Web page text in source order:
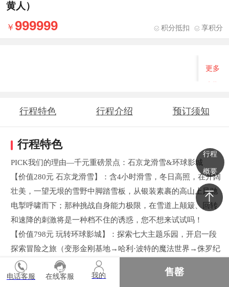
行程
概要
电话客服 在线客服 我的 售罄
黄人）
999999 积分抵扣 享积分
更多
行程特色 行程介绍 预订须知
行程特色
PICK我们的理由—千元重磅景点：石京龙滑雪&环球影城
【价值280元 石京龙滑雪】：含4小时滑雪，冬日高照，在开阔
壮美，一望无垠的雪野中脚踏雪板，从银装素裹的高山上风驰
电掣呼啸而下；那种挑战自身能力极限，在雪道上颠簸、回转
和速降的刺激将是一种档不住的诱惑，您不想来试试吗！
【价值798元 玩转环球影城】：探索七大主题乐园，开启一段
探索冒险之旅（变形金刚基地→哈利·波特的魔法世界→侏罗纪
世界努布拉岛→未来水世界→功夫熊猫盖世之地→小黄人乐园
→好莱坞）！